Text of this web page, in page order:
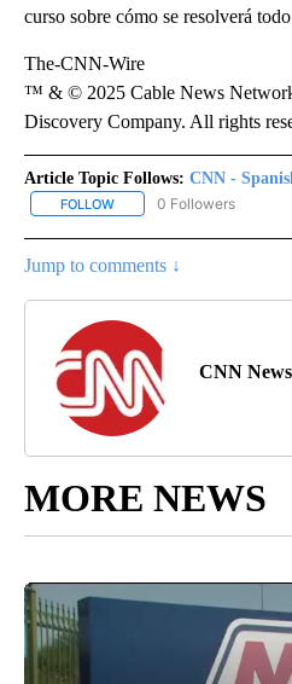
curso sobre cómo se resolverá
The-CNN-Wire
™ & © 2025 Cable News
Discovery Company. All rights
Article Topic Follows: CNN -
FOLLOW FOLLOW "CNN -
0 Followers
Jump to comments ↓
CNN
MORE NEWS